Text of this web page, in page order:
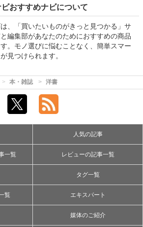
おすすめナビについて
、「買いたいものがきっと見つかる」サ
編集部があなたのためにおすすめの商品
。モノ選びに悩むことなく、簡単スマー
見つけられます。
本・雑誌 洋書
人気の記事
一覧 レビューの記事一覧
タグ一覧
覧 エキスパート
媒体のご紹介